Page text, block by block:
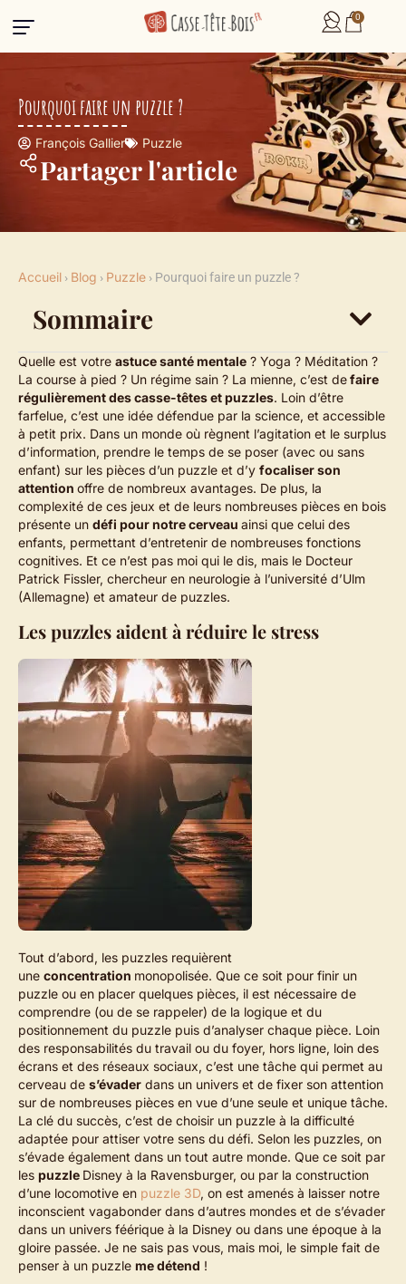
0
Pourquoi faire un puzzle ?
François Gallier Puzzle
Partager l'article
Accueil › Blog › Puzzle › Pourquoi faire un puzzle ?
Sommaire
Quelle est votre astuce santé mentale ? Yoga ? Méditation ?
La course à pied ? Un régime sain ? La mienne, c’est defaire
régulièrement des casse-têtes et puzzles. Loin d’être
farfelue, c’est une idée défendue par la science, et accessible
à petit prix. Dans un monde où règnent l’agitation et le surplus
d’information, prendre le temps de se poser (avec ou sans
enfant) sur les pièces d’un puzzle et d’y focaliser son
attention offre de nombreux avantages. De plus, la
complexité de ces jeux et de leurs nombreuses pièces en bois
présente un défi pour notre cerveau ainsi que celui des
enfants, permettant d’entretenir de nombreuses fonctions
cognitives. Et ce n’est pas moi qui le dis, mais le Docteur
Patrick Fissler, chercheur en neurologie à l’université d’Ulm
(Allemagne) et amateur de puzzles.
Les puzzles aident à réduire le stress
Tout d’abord, les puzzles requièrent
une concentration monopolisée. Que ce soit pour finir un
puzzle ou en placer quelques pièces, il est nécessaire de
comprendre (ou de se rappeler) de la logique et du
positionnement du puzzle puis d’analyser chaque pièce. Loin
des responsabilités du travail ou du foyer, hors ligne, loin des
écrans et des réseaux sociaux, c’est une tâche qui permet au
cerveau de s’évader dans un univers et de fixer son attention
sur de nombreuses pièces en vue d’une seule et unique tâche.
La clé du succès, c’est de choisir un puzzle à la difficulté
adaptée pour attiser votre sens du défi. Selon les puzzles, on
s’évade également dans un tout autre monde. Que ce soit par
les puzzle Disney à la Ravensburger, ou par la construction
d’une locomotive en puzzle 3D, on est amenés à laisser notre
inconscient vagabonder dans d’autres mondes et de s’évader
dans un univers féérique à la Disney ou dans une époque à la
gloire passée. Je ne sais pas vous, mais moi, le simple fait de
penser à un puzzle me détend !